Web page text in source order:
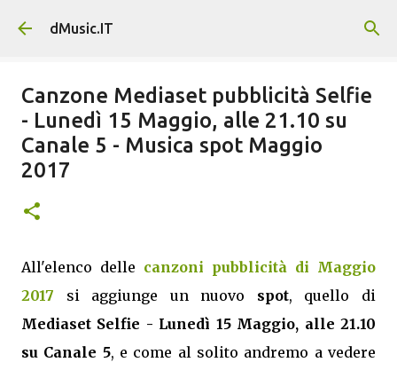
Passa ai contenuti principali
dMusic.IT
Canzone Mediaset pubblicità Selfie
- Lunedì 15 Maggio, alle 21.10 su
Canale 5 - Musica spot Maggio
2017
All'elenco delle canzoni pubblicità di Maggio
2017 si aggiunge un nuovo spot, quello di
Mediaset Selfie - Lunedì 15 Maggio, alle 21.10
su Canale 5, e come al solito andremo a vedere